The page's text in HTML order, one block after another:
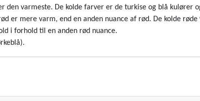
varmeste. De kolde farver er de turkise og blå kulører
er mere varm, end en anden nuance af rød. De kolde
i forhold til en anden rød nuance.